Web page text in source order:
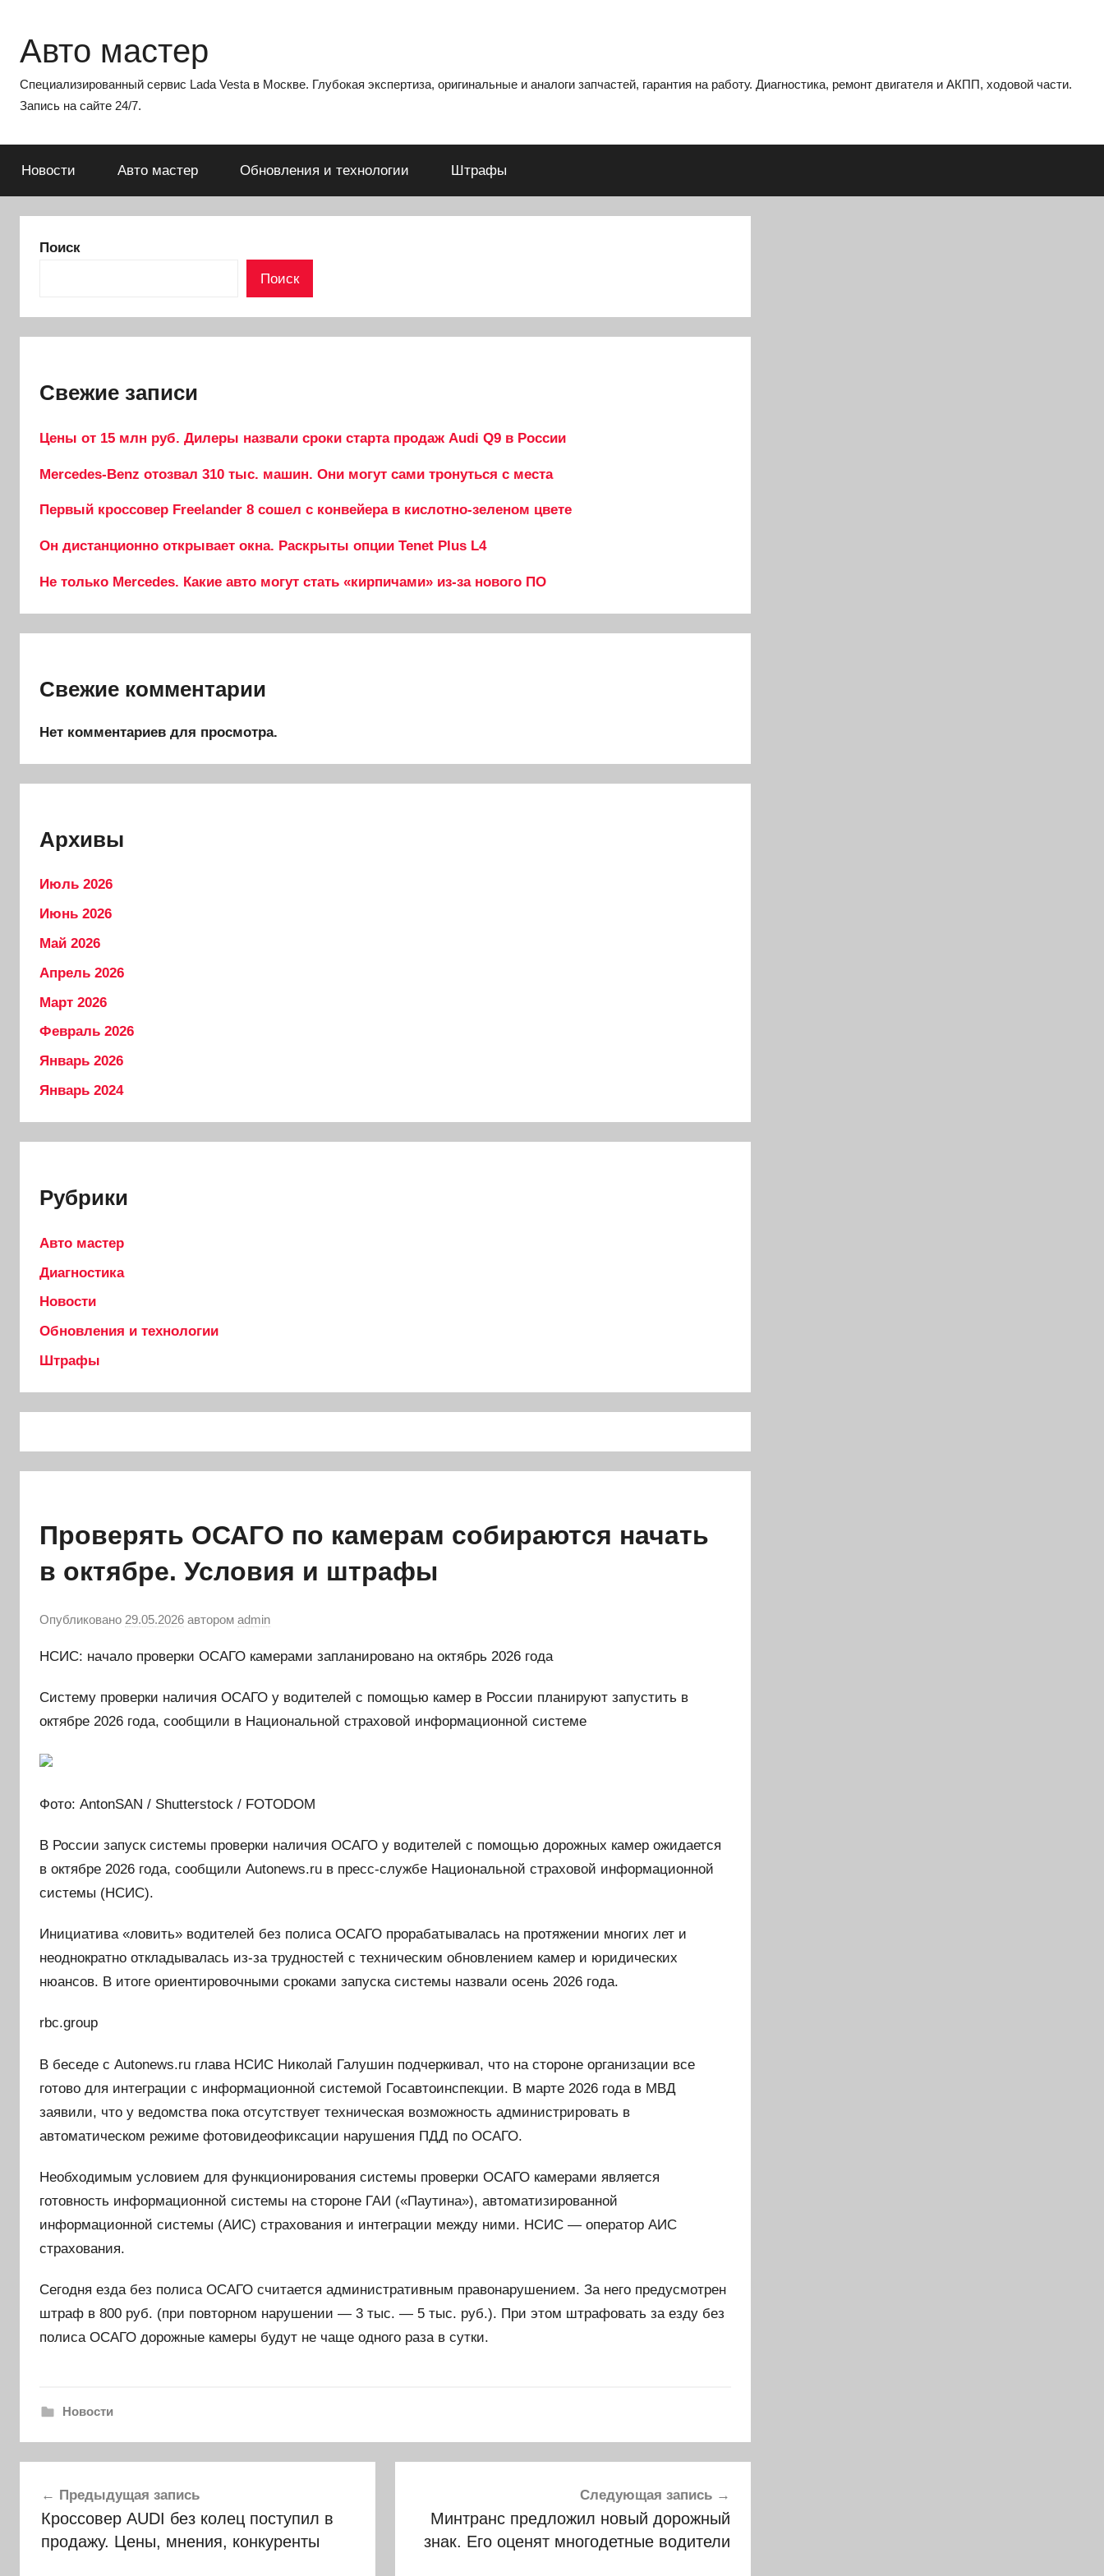
содержимому
Авто мастер
Специализированный сервис Lada Vesta в Москве. Глубокая экспертиза, оригинальные и аналоги запчастей, гарантия на работу. Диагностика, ремонт двигателя и АКПП, ходовой части.
Запись на сайте 24/7.
Новости Авто мастер Обновления и технологии Штрафы
Проверять ОСАГО по камерам собираются начать
в октябре. Условия и штрафы
Опубликовано 29.05.2026 автором admin
НСИС: начало проверки ОСАГО камерами запланировано на октябрь 2026 года
Систему проверки наличия ОСАГО у водителей с помощью камер в России планируют запустить в
октябре 2026 года, сообщили в Национальной страховой информационной системе
Фото: AntonSAN / Shutterstock / FOTODOM
В России запуск системы проверки наличия ОСАГО у водителей с помощью дорожных камер ожидается
в октябре 2026 года, сообщили Autonews.ru в пресс-службе Национальной страховой информационной
системы (НСИС).
Инициатива «ловить» водителей без полиса ОСАГО прорабатывалась на протяжении многих лет и
неоднократно откладывалась из-за трудностей с техническим обновлением камер и юридических
нюансов. В итоге ориентировочными сроками запуска системы назвали осень 2026 года.
rbc.group
В беседе с Autonews.ru глава НСИС Николай Галушин подчеркивал, что на стороне организации все
готово для интеграции с информационной системой Госавтоинспекции. В марте 2026 года в МВД
заявили, что у ведомства пока отсутствует техническая возможность администрировать в
автоматическом режиме фотовидеофиксации нарушения ПДД по ОСАГО.
Необходимым условием для функционирования системы проверки ОСАГО камерами является
готовность информационной системы на стороне ГАИ («Паутина»), автоматизированной
информационной системы (АИС) страхования и интеграции между ними. НСИС — оператор АИС
страхования.
Сегодня езда без полиса ОСАГО считается административным правонарушением. За него предусмотрен
штраф в 800 руб. (при повторном нарушении — 3 тыс. — 5 тыс. руб.). При этом штрафовать за езду без
полиса ОСАГО дорожные камеры будут не чаще одного раза в сутки.
Новости
по
записям
Предыдущая запись
Кроссовер AUDI без колец поступил в
продажу. Цены, мнения, конкуренты
Следующая запись
Минтранс предложил новый дорожный
знак. Его оценят многодетные водители
Поиск
Поиск
Свежие записи
Цены от 15 млн руб. Дилеры назвали сроки старта продаж Audi Q9 в России
Mercedes-Benz отозвал 310 тыс. машин. Они могут сами тронуться с места
Первый кроссовер Freelander 8 сошел с конвейера в кислотно-зеленом цвете
Он дистанционно открывает окна. Раскрыты опции Tenet Plus L4
Не только Mercedes. Какие авто могут стать «кирпичами» из-за нового ПО
Свежие комментарии
Нет комментариев для просмотра.
Архивы
Июль 2026
Июнь 2026
Май 2026
Апрель 2026
Март 2026
Февраль 2026
Январь 2026
Январь 2024
Рубрики
Авто мастер
Диагностика
Новости
Обновления и технологии
Штрафы